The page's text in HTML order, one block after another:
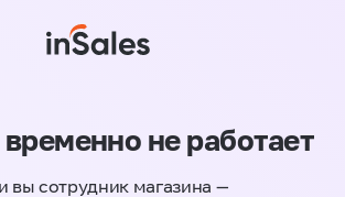
не работает
вы сотрудник магазина —